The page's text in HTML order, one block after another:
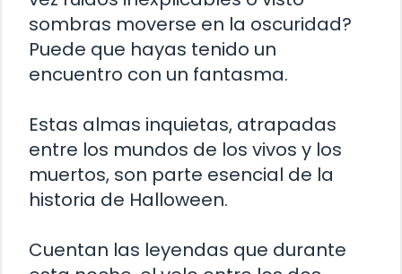
sombras moverse en la oscuridad?
Puede que hayas tenido un
encuentro con un fantasma.
Estas almas inquietas, atrapadas
entre los mundos de los vivos y los
muertos, son parte esencial de la
historia de Halloween.
Cuentan las leyendas que durante